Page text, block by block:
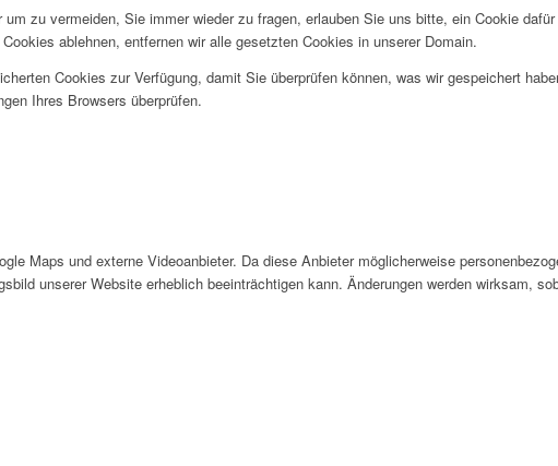
zu vermeiden, Sie immer wieder zu fragen, erlauben Sie uns bitte, ein Cookie
ablehnen, entfernen wir alle gesetzten Cookies in unserer Domain.
Cookies zur Verfügung, damit Sie überprüfen können, was wir gespeichert
Ihres Browsers überprüfen.
Maps und externe Videoanbieter. Da diese Anbieter möglicherweise
unserer Website erheblich beeinträchtigen kann. Änderungen werden wirksam,